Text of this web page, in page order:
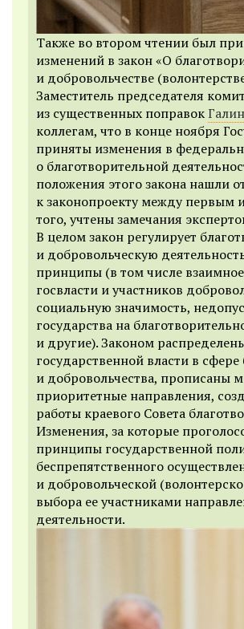
Также во втором чтении был
изменений в закон «О
и добровольчестве
Заместитель председателя
из существенных поправок
коллегам, что в конце ноября
приняты изменения в
о благотворительной
положения этого закона нашли
к законопроекту между первым
того, учтены замечания
В целом закон регулирует
и добровольческую
принципы (в том числе
госвласти и участников
социальную значимость,
государства на
и другие). Законом
государственной власти в
и добровольчества, прописаны
приоритетные направления,
работы краевого Совета
Изменения, за которые
принципы государственной
беспрепятственного
и добровольческой
выбора ее участниками
деятельности.